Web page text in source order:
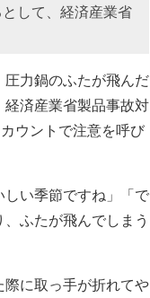
して、経済産業省
力鍋のふたが飛んだ
経済産業省製品事故対
ウントで注意を呼び
い季節ですね」「で
ふたが飛んでしまう
に取っ手が折れてや